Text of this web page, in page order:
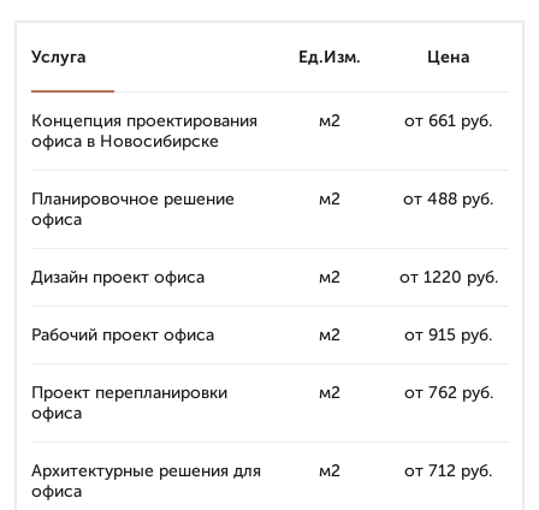
Услуга Ед.Изм. Цена
Концепция проектирования
офиса в Новосибирске
м2 от 661 руб.
Планировочное решение
офиса
м2 от 488 руб.
Дизайн проект офиса м2 от 1220 руб.
Рабочий проект офиса м2 от 915 руб.
Проект перепланировки
офиса
м2 от 762 руб.
Архитектурные решения для
офиса
м2 от 712 руб.